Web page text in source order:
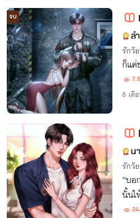
จบ
ล
รักวั
ก็แค่
8 เดื
น
รักวั
“บอ
นั้นใ